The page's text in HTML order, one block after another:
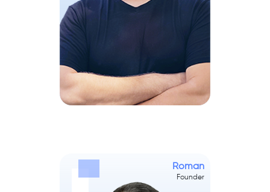
Roman
Founder